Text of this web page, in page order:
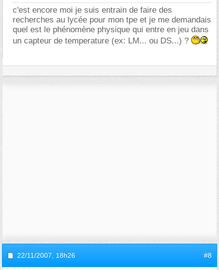
c'est encore moi je suis entrain de faire des
recherches au lycée pour mon tpe et je me demandais
quel est le phénomène physique qui entre en jeu dans
un capteur de temperature (ex: LM... ou DS...) ?
22/11/2007, 18h26 #8